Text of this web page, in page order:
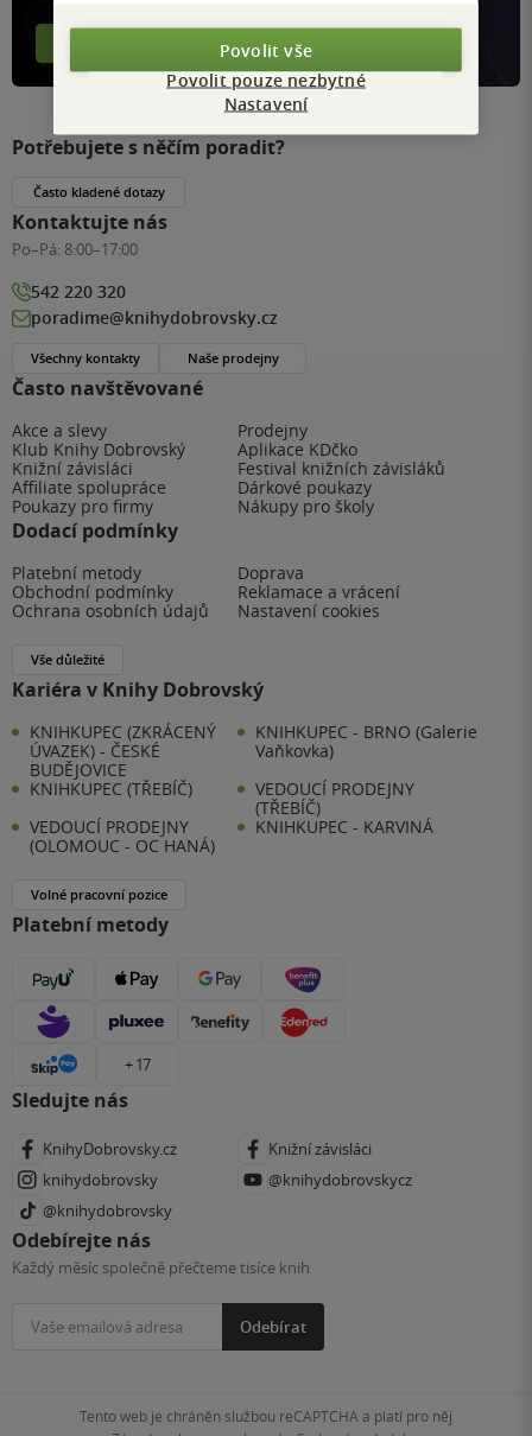
Více o klubu
Často navštěvované
Akce a slevy
Prodejny
Klub Knihy Dobrovský
Aplikace KDčko
Knižní závisláci
Festival knižních závisláků
Affiliate spolupráce
Dárkové poukazy
Poukazy pro firmy
Nákupy pro školy
Dodací podmínky
Platební metody
Doprava
Obchodní podmínky
Reklamace a vrácení
Ochrana osobních údajů
Nastavení cookies
Vše důležité
Kariéra v Knihy Dobrovský
KNIHKUPEC (ZKRÁCENÝ
ÚVAZEK) - ČESKÉ
BUDĚJOVICE
KNIHKUPEC - BRNO (Galerie
Vaňkovka)
KNIHKUPEC (TŘEBÍČ)
VEDOUCÍ PRODEJNY
(TŘEBÍČ)
VEDOUCÍ PRODEJNY
(OLOMOUC - OC HANÁ)
KNIHKUPEC - KARVINÁ
Volné pracovní pozice
Platební metody
+ 17
Sledujte nás
KnihyDobrovsky.cz
Knižní závisláci
knihydobrovsky
@knihydobrovskycz
@knihydobrovsky
Odebírejte nás
Každý měsíc společně přečteme tisíce knih
Odebírat
Potřebujete s něčím poradit?
Často kladené dotazy
Kontaktujte nás
Po–Pá: 8:00–17:00
542 220 320
poradime@knihydobrovsky.cz
Všechny kontakty Naše prodejny
Tento web je chráněn službou reCAPTCHA a platí pro něj
Povolit vše
Povolit pouze nezbytné
Nastavení